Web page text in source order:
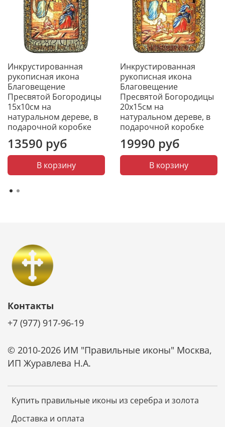
надолго сохраняют первозданный вид.
Не требует специального ухода
Икона не требует чистки специальными средствами.
Она не темнеет от времени. Достаточно просто
смахивать с нее пыль мягкой тканью и беречь от
царапин. И икона будет радовать красотой и
блеском долгие годы.
Инкрустированная
рукописная икона
Благовещение
Пресвятой Богородицы
15х10см на
натуральном дереве, в
подарочной коробке
13590 руб
В корзину
Инкрустированная
рукописная икона
Благовещение
Пресвятой Богородицы
20х15см на
натуральном дереве, в
подарочной коробке
19990 руб
В корзину
Купить правильные иконы из серебра и золота
Доставка и оплата
Контакты
+7 (977) 917-96-19
© 2010-2026 ИМ "Правильные иконы" Москва,
ИП Журавлева Н.А.